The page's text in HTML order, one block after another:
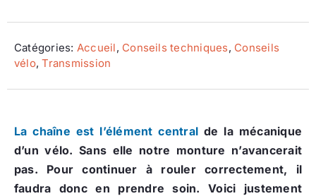
Catégories: Accueil, Conseils techniques, Conseils
vélo,Transmission
La chaîne est l’élément central de la mécanique
d’un vélo. Sans elle notre monture n’avancerait
pas. Pour continuer à rouler correctement, il
faudra donc en prendre soin. Voici justement